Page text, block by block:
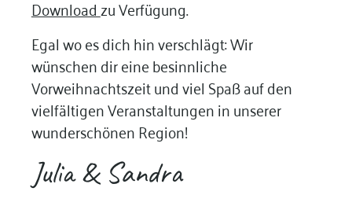
Downloadzu Verfügung.
Egal wo es dich hin verschlägt: Wir
wünschen dir eine besinnliche
Vorweihnachtszeit und viel Spaß auf den
vielfältigen Veranstaltungen in unserer
wunderschönen Region!
Julia & Sandra